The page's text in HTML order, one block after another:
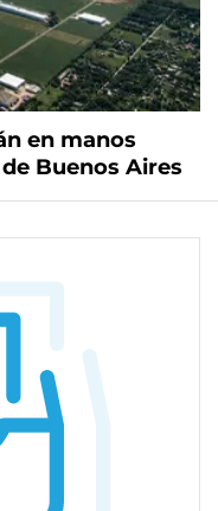
en manos
Buenos Aires